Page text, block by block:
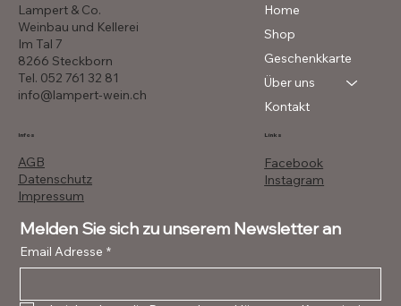
Lampert & Co.
Weinbau und Kellerei
Im Tal 7
8266 Steckborn
Tel. 052 761 32 81
info@lampert-wein.ch
Home
Shop
Geschenkkarte
Über uns
Kontakt
Infos
AGB
Datenschutz
Impressum
Links
Facebook
Instagram
Melden Sie sich zu unserem Newsletter an
Email Adresse *